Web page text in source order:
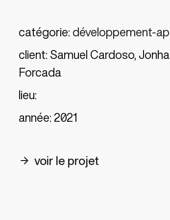
catégorie: développement-
client: Samuel Cardoso,
Forcada
lieu:
année: 2021
arrow_forward voir le projet